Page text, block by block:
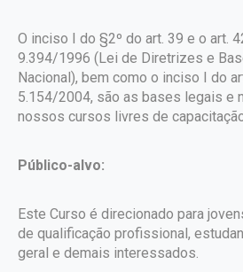
O inciso I do §2º do art. 39 e o art.
9.394/1996 (Lei de Diretrizes e
Nacional), bem como o inciso I do
5.154/2004, são as bases legais e
nossos cursos livres de
Público-alvo:
Este Curso é direcionado para
de qualificação profissional,
geral e demais interessados.